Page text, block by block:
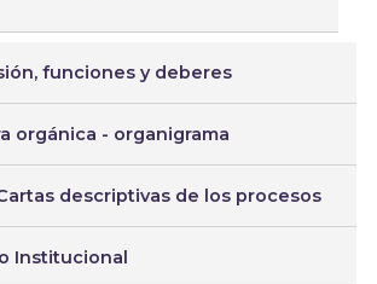
funciones y deberes
orgánica - organigrama
descriptivas de los procesos
Institucional